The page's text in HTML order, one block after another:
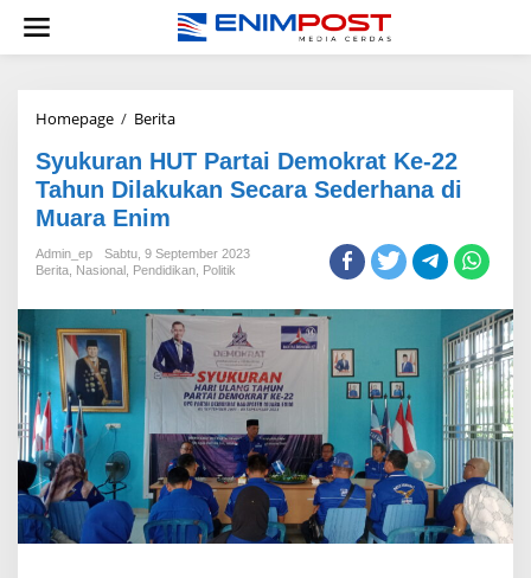
konten
Homepage / BeritaSyukuran
Partai
Demokrat
Ke-
Tahun
Dilakukan
Sederhana
di
Muara
Enim
Syukuran HUT Partai Demokrat Ke-22
Tahun Dilakukan Secara Sederhana di
Muara Enim
Admin_ep
Sabtu, 9 September 2023
Berita Nasional Pendidikan Politik